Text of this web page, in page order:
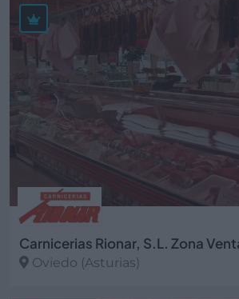
Carnicerias Rionar, S.L. Zona
Oviedo (Asturias)